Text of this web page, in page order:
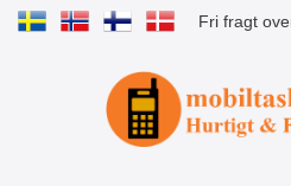
Fri fragt